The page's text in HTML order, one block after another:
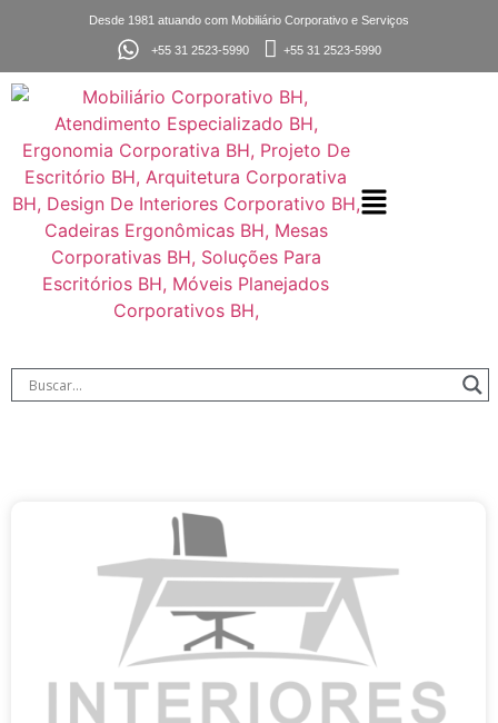
Desde 1981 atuando com Mobiliário Corporativo e Serviços
+55 31 2523-5990 +55 31 2523-5990